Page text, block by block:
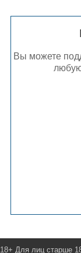
Вы можете
18+ Для лиц старше